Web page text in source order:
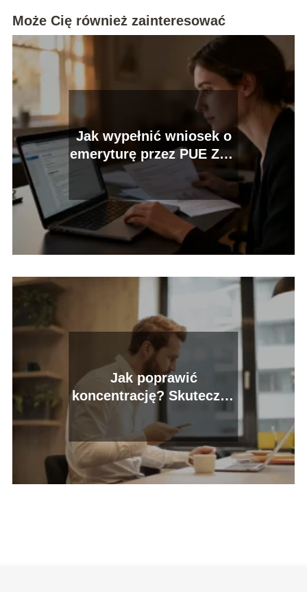
Może Cię również zainteresować
Jak wypełnić wniosek o
emeryturę przez PUE ZUS
krok po kroku?
Jak poprawić
koncentrację? Skuteczne